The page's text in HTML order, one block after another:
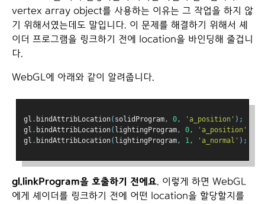
vertex array object를 사용하는 이유는 그 작업을 하지 않
기 위해서였는데도 말입니다. 이 문제를 해결하기 위해서 셰
이더 프로그램을 링크하기 전에 location을 바인딩해 줄겁니
다.
WebGL에 아래와 같이 알려줍니다.
gl . bindAttribLocation( solidProgram, 0, 'a_position' );
gl . bindAttribLocation( lightingProgram, 0, 'a_position'
gl . bindAttribLocation( lightingProgram, 1, 'a_normal' );
gl.linkProgram을 호출하기 전에요. 이렇게 하면 WebGL
에게 셰이더를 링크하기 전에 어떤 location을 할당할지를